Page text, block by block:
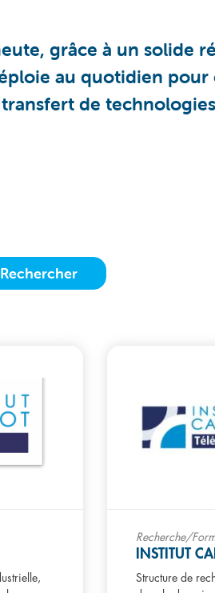
grâce à un solide
au quotidien pour
de
Rechercher
Recherche/
INSTITUT
Structure de